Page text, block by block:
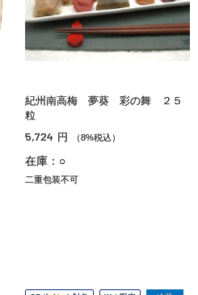
紀州南高梅 夢葵 彩の舞 ２５
粒
5,724 円 （8%税込）
在庫：○
二重包装不可